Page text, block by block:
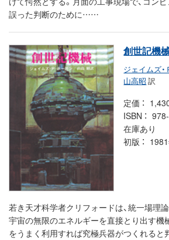
誤った判断のために……
創世記機
ジェイムズ・
山高昭 訳
定価
ISBN
在庫あり
初版
若き天才科学者クリフォードは、統一場理
宇宙の無限のエネルギーを直接とり出す機
をうまく利用すれば究極兵器がつくれる